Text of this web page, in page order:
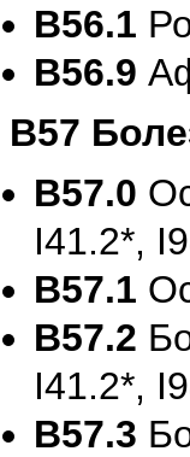
B56.1
B56.9
B57
B57.0
I41.2*,
B57.1
B57.2
I41.2*,
B57.3